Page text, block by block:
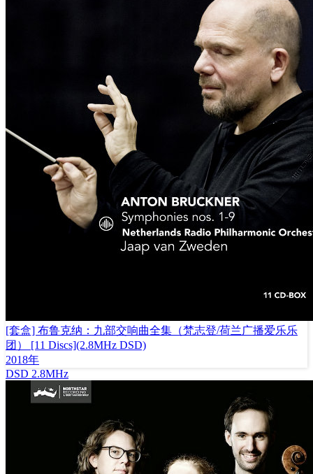
[套盒] 布鲁克纳：九部交响曲全集（梵志登/荷兰广播爱乐乐
团） [11 Discs](2.8MHz DSD)
2018年
DSD 2.8MHz